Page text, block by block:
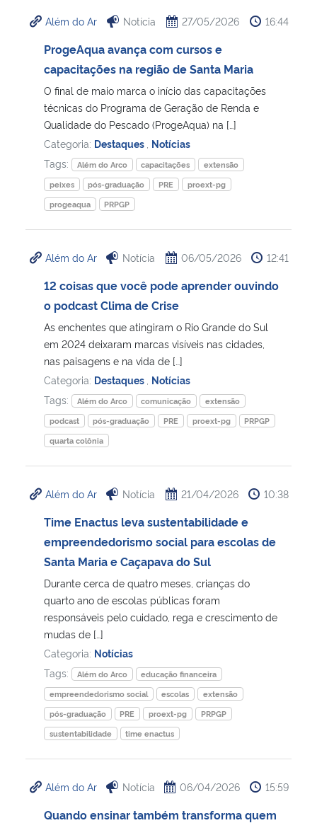
Além do Ar Notícia 27/05/2026 16:44
ProgeAqua avança com cursos e
capacitações na região de Santa Maria
O final de maio marca o início das capacitações
técnicas do Programa de Geração de Renda e
Qualidade do Pescado (ProgeAqua) na […]
Categoria: Destaques Notícias
Tags:
Além do Arco capacitações
extensão
peixes
pós-graduação PRE
proext-pg
progeaqua
PRPGP
Além do Ar Notícia 06/05/2026 12:41
12 coisas que você pode aprender ouvindo
o podcast Clima de Crise
As enchentes que atingiram o Rio Grande do Sul
em 2024 deixaram marcas visíveis nas cidades,
nas paisagens e na vida de […]
Categoria: Destaques Notícias
Tags:
Além do Arco comunicação
extensão
podcast
pós-graduação PRE proext-pg
PRPGP
quarta colônia
Além do Ar Notícia 21/04/2026 10:38
Time Enactus leva sustentabilidade e
empreendedorismo social para escolas de
Santa Maria e Caçapava do Sul
Durante cerca de quatro meses, crianças do
quarto ano de escolas públicas foram
responsáveis pelo cuidado, rega e crescimento de
mudas de […]
Categoria: Notícias
Tags:
Além do Arco
educação financeira
empreendedorismo social
escolas
extensão
pós-graduação
PRE proext-pg
PRPGP
sustentabilidade
time enactus
Além do Ar Notícia 06/04/2026 15:59
Quando ensinar também transforma quem